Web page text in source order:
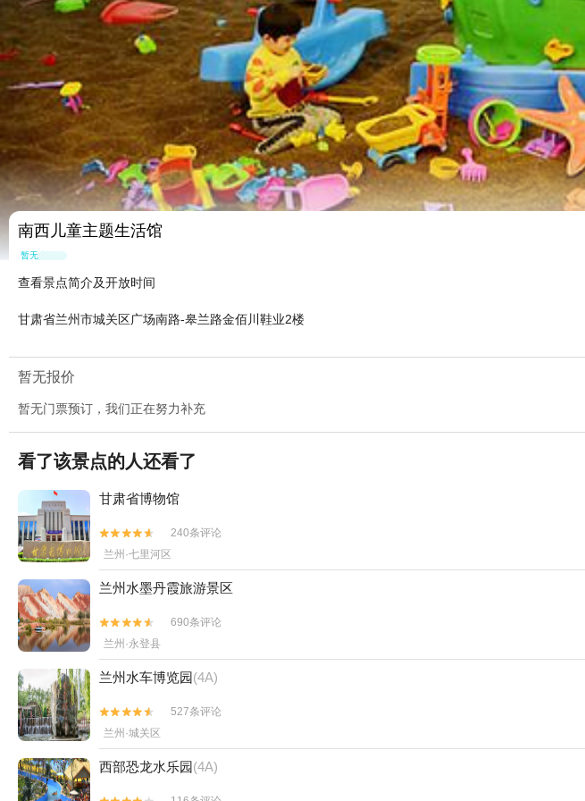
南西儿童主题生活馆
暂无点评
查看景点简介及开放时间
甘肃省兰州市城关区广场南路-皋兰路金佰川鞋业2楼
暂无报价
暂无门票预订，我们正在努力补充
看了该景点的人还看了
甘肃省博物馆


240条评论
兰州·七里河区
兰州水墨丹霞旅游景区


690条评论
兰州·永登县
兰州水车博览园(4A)


527条评论
兰州·城关区
西部恐龙水乐园(4A)